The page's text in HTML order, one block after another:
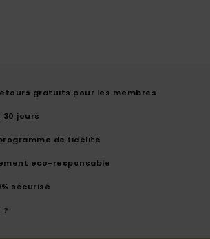
gratuits pour les membres
30 jours
de fidélité
eco-responsable
sécurisé
?